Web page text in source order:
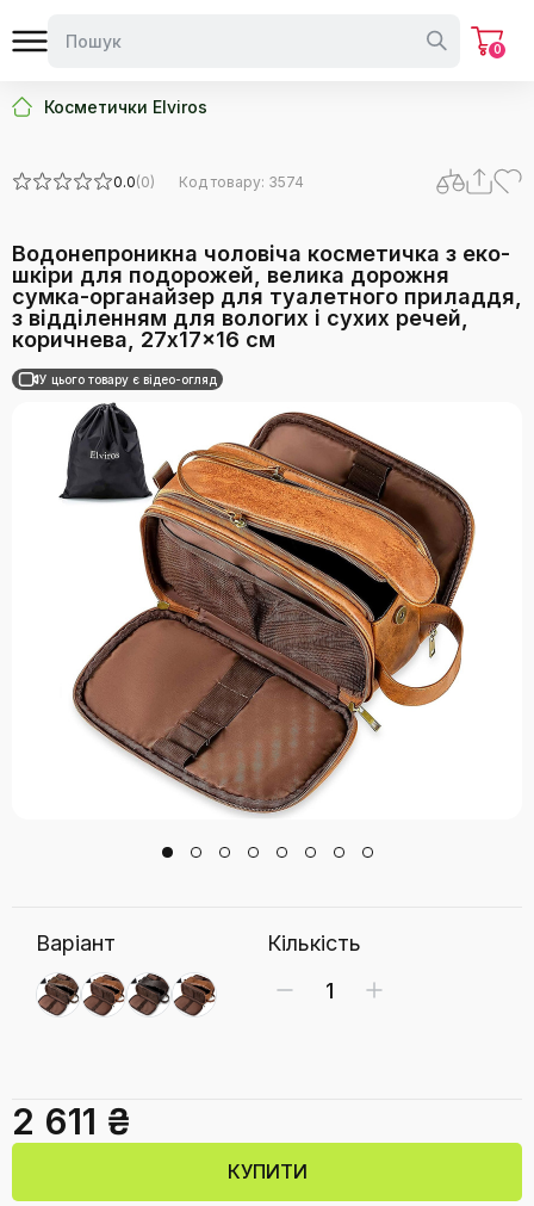
0
Косметички Elviros
0.0(0) Код товару: 3574
Водонепроникна чоловіча косметичка з еко-
шкіри для подорожей, велика дорожня
сумка-органайзер для туалетного приладдя,
з відділенням для вологих і сухих речей,
коричнева, 27x17x16 см
У цього товару є відео-огляд
Варіант Кількість
2 611 ₴
КУПИТИ